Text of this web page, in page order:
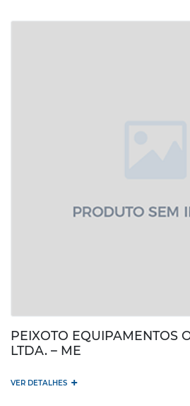
PEIXOTO EQUIPAMENTOS
LTDA. – ME
VER DETALHES +